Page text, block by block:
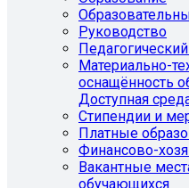
Руководство
Материально-
оснащённость
Доступная
Стипендии и
Платные
Финансово-
Вакантные
обучающихся